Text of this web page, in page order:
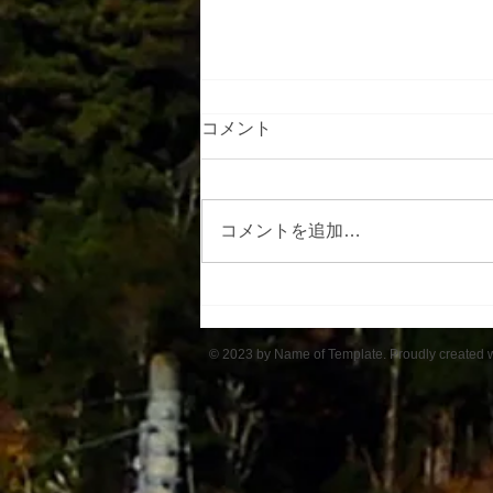
コメント
コメントを追加…
© 2023 by Name of Template. Proudly created